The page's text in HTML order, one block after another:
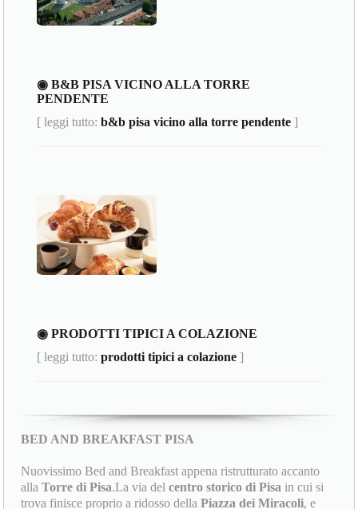
◉ B&B PISA VICINO ALLA TORRE
PENDENTE
[ leggi tutto:b&b pisa vicino alla torre pendente ]
◉ PRODOTTI TIPICI A COLAZIONE
[ leggi tutto:prodotti tipici a colazione ]
BED AND BREAKFAST PISA
Nuovissimo Bed and Breakfast appena ristrutturato accanto
allaTorre di Pisa.La via delcentro storico di Pisa in cui si
trova finisce proprio a ridosso dellaPiazza dei Miracoli, e